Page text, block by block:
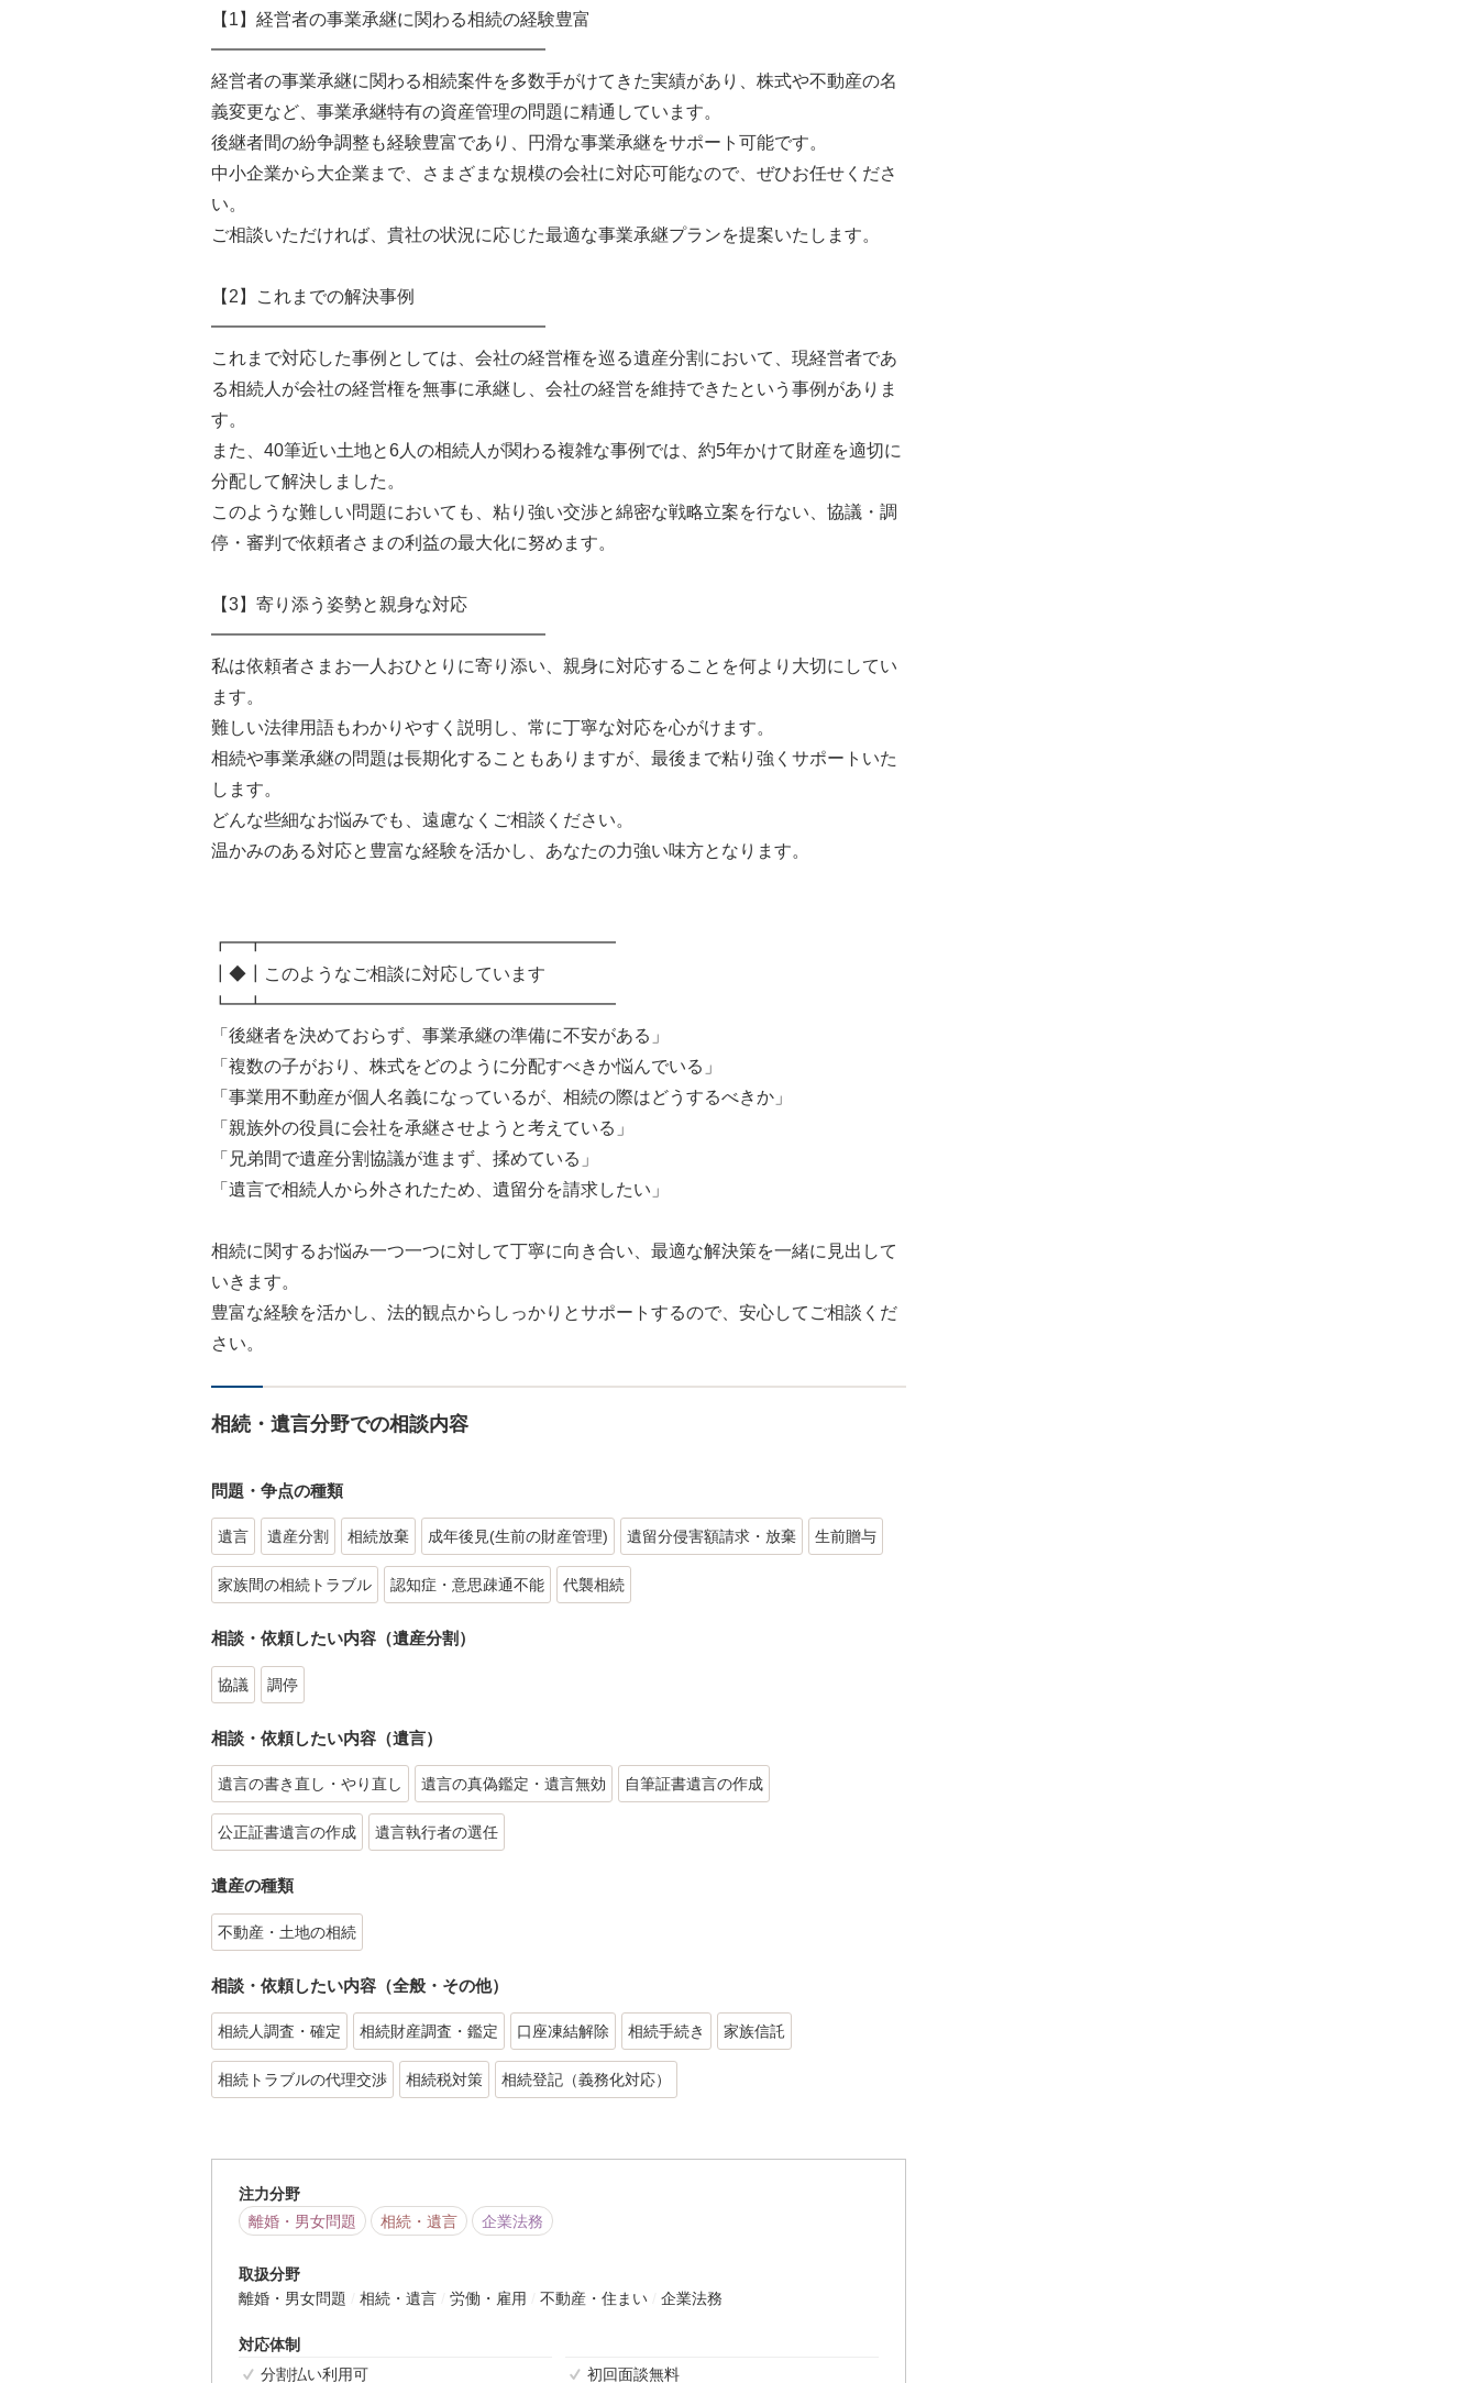
【1】経営者の事業承継に関わる相続の経験豊富
━━━━━━━━━━━━━━━━━━━
経営者の事業承継に関わる相続案件を多数手がけてきた実績があり、株式や不動産の名
義変更など、事業承継特有の資産管理の問題に精通しています。
後継者間の紛争調整も経験豊富であり、円滑な事業承継をサポート可能です。
中小企業から大企業まで、さまざまな規模の会社に対応可能なので、ぜひお任せくださ
い。
ご相談いただければ、貴社の状況に応じた最適な事業承継プランを提案いたします。
【2】これまでの解決事例
━━━━━━━━━━━━━━━━━━━
これまで対応した事例としては、会社の経営権を巡る遺産分割において、現経営者であ
る相続人が会社の経営権を無事に承継し、会社の経営を維持できたという事例がありま
す。
また、40筆近い土地と6人の相続人が関わる複雑な事例では、約5年かけて財産を適切に
分配して解決しました。
このような難しい問題においても、粘り強い交渉と綿密な戦略立案を行ない、協議・調
停・審判で依頼者さまの利益の最大化に努めます。
【3】寄り添う姿勢と親身な対応
━━━━━━━━━━━━━━━━━━━
私は依頼者さまお一人おひとりに寄り添い、親身に対応することを何より大切にしてい
ます。
難しい法律用語もわかりやすく説明し、常に丁寧な対応を心がけます。
相続や事業承継の問題は長期化することもありますが、最後まで粘り強くサポートいた
します。
どんな些細なお悩みでも、遠慮なくご相談ください。
温かみのある対応と豊富な経験を活かし、あなたの力強い味方となります。
┏━┳━━━━━━━━━━━━━━━━━━━━
┃◆┃このようなご相談に対応しています
┗━┻━━━━━━━━━━━━━━━━━━━━
「後継者を決めておらず、事業承継の準備に不安がある」
「複数の子がおり、株式をどのように分配すべきか悩んでいる」
「事業用不動産が個人名義になっているが、相続の際はどうするべきか」
「親族外の役員に会社を承継させようと考えている」
「兄弟間で遺産分割協議が進まず、揉めている」
「遺言で相続人から外されたため、遺留分を請求したい」
相続に関するお悩み一つ一つに対して丁寧に向き合い、最適な解決策を一緒に見出して
いきます。
豊富な経験を活かし、法的観点からしっかりとサポートするので、安心してご相談くだ
さい。
相続・遺言分野での相談内容
問題・争点の種類
遺言 遺産分割 相続放棄 成年後見(生前の財産管理) 遺留分侵害額請求・放棄 生前贈与
家族間の相続トラブル 認知症・意思疎通不能 代襲相続
相談・依頼したい内容（遺産分割）
協議 調停
相談・依頼したい内容（遺言）
遺言の書き直し・やり直し 遺言の真偽鑑定・遺言無効 自筆証書遺言の作成
公正証書遺言の作成 遺言執行者の選任
遺産の種類
不動産・土地の相続
相談・依頼したい内容（全般・その他）
相続人調査・確定 相続財産調査・鑑定 口座凍結解除 相続手続き 家族信託
相続トラブルの代理交渉 相続税対策 相続登記（義務化対応）
注力分野
離婚・男女問題
相続・遺言 企業法務
取扱分野
離婚・男女問題
相続・遺言 労働・雇用 不動産・住まい 企業法務
対応体制
分割払い利用可
初回面談無料